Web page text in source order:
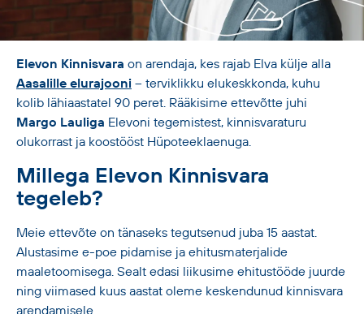
Elevon Kinnisvara on arendaja, kes rajab Elva külje alla
Aasalille elurajooni – terviklikku elukeskkonda, kuhu
kolib lähiaastatel 90 peret. Rääkisime ettevõtte juhi
Margo Lauliga Elevoni tegemistest, kinnisvaraturu
olukorrast ja koostööst Hüpoteeklaenuga.
Millega Elevon Kinnisvara
tegeleb?
Meie ettevõte on tänaseks tegutsenud juba 15 aastat.
Alustasime e-poe pidamise ja ehitusmaterjalide
maaletoomisega. Sealt edasi liikusime ehitustööde juurde
ning viimased kuus aastat oleme keskendunud kinnisvara
arendamisele.